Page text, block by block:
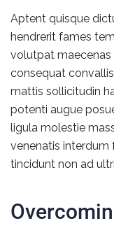
Aptent quisque
hendrerit fames
volutpat maecenas
consequat
mattis sollicitudin
potenti augue
ligula molestie
venenatis interdum
tincidunt non ad